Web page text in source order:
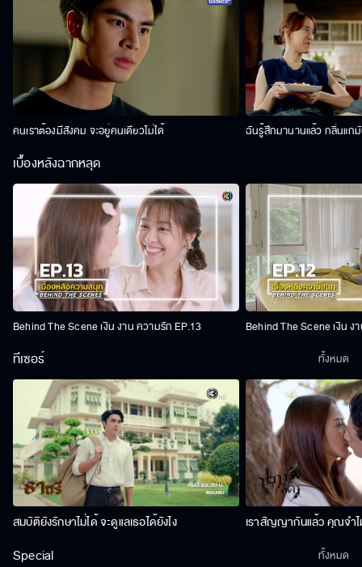
คนเราต้องมีสังคม จะอยู่คนเดียวไม่ได้ ฉันรู้สึกมานานแล้ว กลิ่นแก
เบื้องหลังฉากหลุด
Behind The Scene เงิน งาน ความรัก EP.13 Behind The Scene เงิน ง
ทีเซอร์
สมบัติยังรักษาไม่ได้ จะดูแลเธอได้ยังไง เราสัญญากันแล้ว คุณจำไ
ทั้งหมด
Special ทั้งหมด